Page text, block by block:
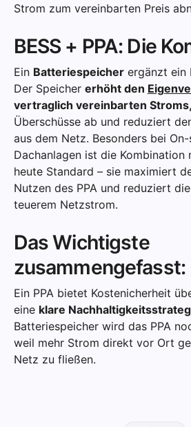
Strom zum vereinbarten Preis
BESS + PPA: Die
Ein Batteriespeicherergänzt ein
Der Speicher erhöht den
vertraglich vereinbarten Stroms,
Überschüsse ab und reduziert
aus dem Netz. Besonders bei
Dachanlagen ist die Kombination
heute Standard – sie maximiert
Nutzen des PPA und reduziert
teuerem Netzstrom.
Das Wichtigste
zusammengefasst:
Ein PPA bietet Kostenicherheit
eine klare
Batteriespeicher wird das PPA
weil mehr Strom direkt vor Ort
Netz zu fließen.